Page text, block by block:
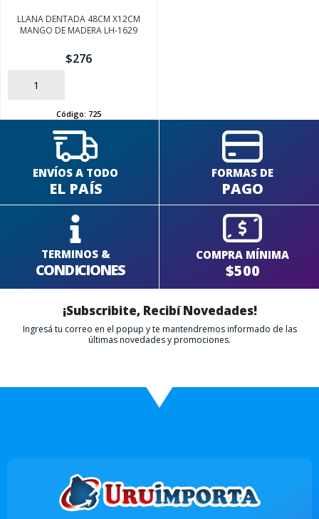
LLANA DENTADA 48CM X12CM
MANGO DE MADERA LH-1629
$276
AÑADIR
Código: 725
ENVÍOS A TODO
EL PAÍS
FORMAS DE
PAGO
TERMINOS &
CONDICIONES
COMPRA MÍNIMA
$500
¡Subscribite, Recibí Novedades!
Ingresá tu correo en el popup y te mantendremos informado de las
últimas novedades y promociones.